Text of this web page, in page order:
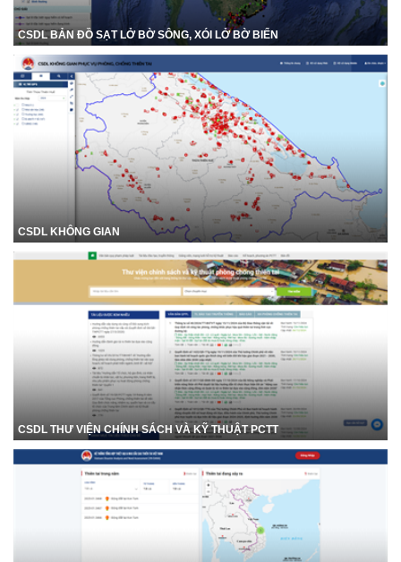
CSDL BẢN ĐỒ SẠT LỞ BỜ SÔNG, XÓI LỞ BỜ BIỂN
CSDL KHÔNG GIAN
CSDL THƯ VIỆN CHÍNH SÁCH VÀ KỸ THUẬT PCTT